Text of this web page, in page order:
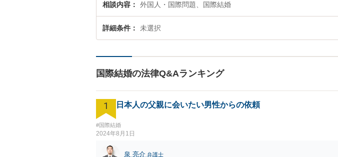
相談内容 外国人・国際問題、国際結婚
詳細条件 未選択
国際結婚の法律Q&Aランキング
1 日本人の父親に会いたい男性からの依頼
#国際結婚
2024年8月1日
泉 亮介 弁護士